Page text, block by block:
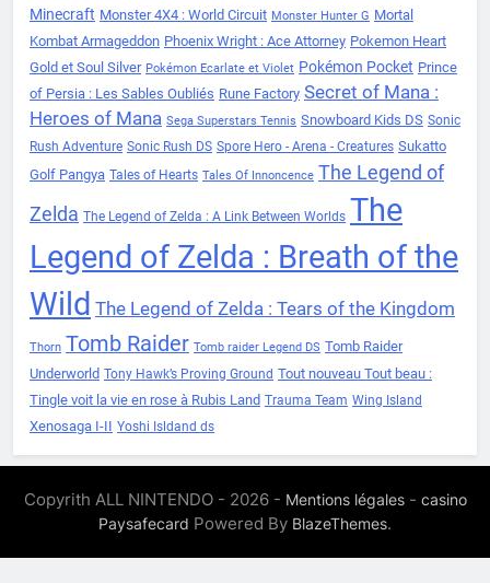
Minecraft Monster 4X4 : World Circuit Monster Hunter G Mortal
Kombat Armageddon Phoenix Wright : Ace Attorney Pokemon Heart
Gold et Soul Silver Pokémon Ecarlate et Violet Pokémon Pocket Prince
of Persia : Les Sables Oubliés Rune Factory Secret of Mana :
Heroes of Mana Sega Superstars Tennis Snowboard Kids DS Sonic
Rush Adventure Sonic Rush DS Spore Hero - Arena - Creatures Sukatto
Golf Pangya Tales of Hearts Tales Of Innoncence The Legend of
Zelda The Legend of Zelda : A Link Between Worlds The
Legend of Zelda : Breath of the
Wild The Legend of Zelda : Tears of the Kingdom
Thorn Tomb Raider Tomb raider Legend DS Tomb Raider
Underworld Tony Hawk’s Proving Ground Tout nouveau Tout beau :
Tingle voit la vie en rose à Rubis Land Trauma Team Wing Island
Xenosaga I-II Yoshi Isldand ds
Copyrith ALL NINTENDO - 2026 - Mentions légales- casino
Paysafecard Powered By BlazeThemes.